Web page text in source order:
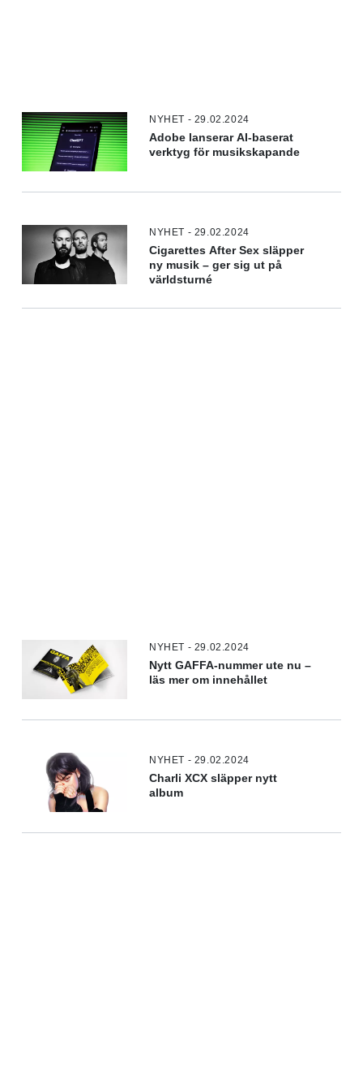
NYHET - 29.02.2024
Adobe lanserar AI-baserat
verktyg för musikskapande
NYHET - 29.02.2024
Cigarettes After Sex släpper
ny musik – ger sig ut på
världsturné
NYHET - 29.02.2024
Nytt GAFFA-nummer ute nu –
läs mer om innehållet
NYHET - 29.02.2024
Charli XCX släpper nytt
album